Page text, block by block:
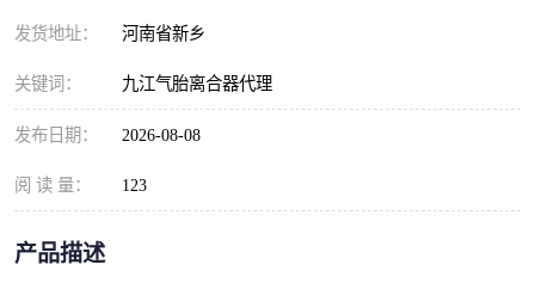
发货地址： 河南省新乡
关键词： 九江气胎离合器代理
发布日期： 2026-08-08
阅 读 量： 123
产品描述